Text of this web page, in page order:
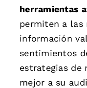
herramientas
permiten a las
información
sentimientos
estrategias de
mejor a su